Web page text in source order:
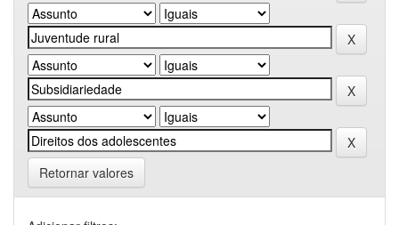
Retornar valores